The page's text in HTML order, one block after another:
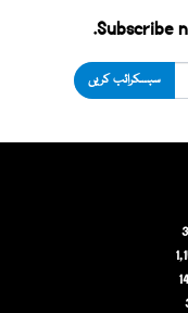
Subscribe
سبسکرائب کریں